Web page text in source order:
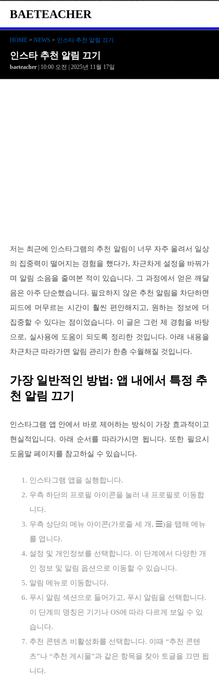
BAETEACHER
HOME > NEWS > 인스타 추천 알림 끄기
인스타 추천 알림 끄기
baeteacher | 10:00 오전 | 2025년 11월 17일
저는 최근에 인스타그램의 추천 알림이 너무 자주 울려서 일상
의 집중력이 떨어지는 경험을 했다가, 차근차게 설정을 바꿔가
며 알림 소음을 줄여본 적이 있습니다. 그 과정에서 얻은 깨달
음은 아주 단순했습니다. 필요하지 않은 추천 알림을 차단하면
피드에 머무르는 시간이 훨씬 편안해지고, 원하는 정보에 더
집중할 수 있다는 점이었습니다. 이 글은 그런 제 경험을 바탕
으로, 실사용에 도움이 되도록 정리한 것입니다. 아래 내용을
차근차근 따라가면 알림 관리가 한층 수월해질 것입니다.
가장 일반적인 방법: 앱 내에서 특정 추
천 알림 끄기
인스타그램 앱 안에서 바로 제어하는 방식이 가장 효과적이고
현실적입니다. 아래 순서를 따라가시면 됩니다. 또한 필요시
도움말 페이지를 참고하실 수 있습니다.
인스타그램 앱을 실행합니다.
우측 하단의 프로필 아이콘을 눌러 내 프로필로 이동합
니다.
우측 상단의 메뉴 아이콘(가로줄 세 개, ☰)을 탭해 메뉴
를 엽니다.
설정 및 개인정보를 선택합니다. 이 단계에서 다양한 개
인 정보 및 알림 옵션으로 이동할 수 있습니다.
알림 메뉴로 이동합니다.
푸시 알림 섹션으로 들어가고, 푸시 알림을 선택합니다.
이 단계의 명칭은 기기나 OS에 따라 다르게 보일 수 있
습니다.
추천 콘텐츠 비활성화를 선택합니다. 이때 “추천 콘텐
츠”나 “추천 게시물”과 같은 항목을 찾아 토글을 끄면 됩
니다.